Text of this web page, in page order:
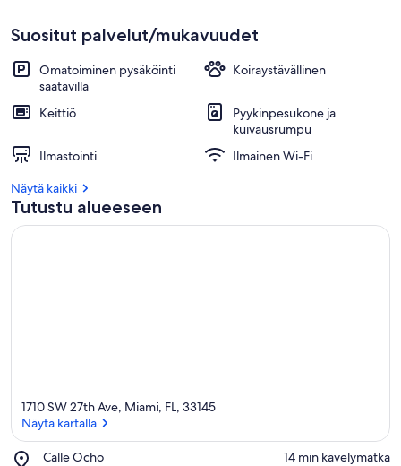
Suositut palvelut/mukavuudet
Omatoiminen pysäköinti
saatavilla
Koiraystävällinen
Keittiö
Pyykinpesukone ja
kuivausrumpu
Ilmastointi
Ilmainen Wi-Fi
Näytä kaikki
Tutustu alueeseen
1710 SW 27th Ave, Miami, FL, 33145
Näytä kartalla
Calle Ocho
Place,
‪14 min kävelymatka‬